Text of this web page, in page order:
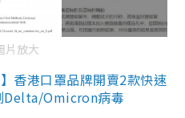
片放大
香港口罩品牌開賣2款快速
Delta/Omicron病毒